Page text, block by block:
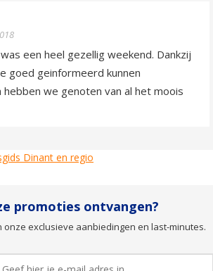
een heel gezellig weekend. Dankzij
goed geinformeerd kunnen
we genoten van al het moois
Dinant en regio
promoties ontvangen?
onze exclusieve aanbiedingen en last-minutes.